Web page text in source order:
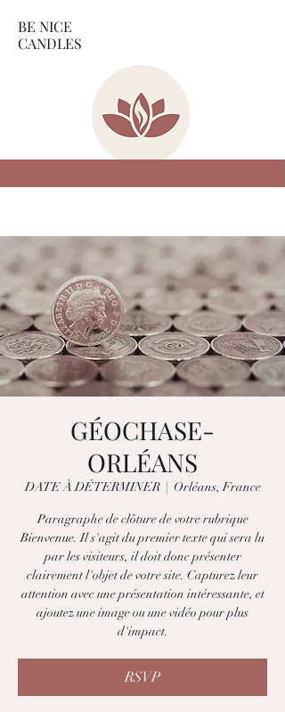
BE NICE
CANDLES
GÉOCHASE-
ORLÉANS
DATE À DÉTERMINER
  |
Orléans, France
Paragraphe de clôture de votre rubrique
Bienvenue. Il s'agit du premier texte qui sera lu
par les visiteurs, il doit donc présenter
clairement l'objet de votre site. Capturez leur
attention avec une présentation intéressante, et
ajoutez une image ou une vidéo pour plus
d'impact.
RSVP